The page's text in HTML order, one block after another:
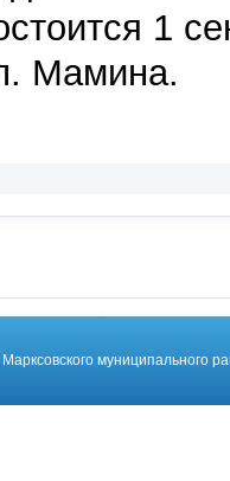
1
Мамина.
муниципального